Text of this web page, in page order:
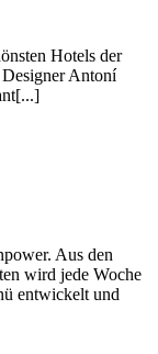
Hotels der
Antoní
Aus den
wird jede Woche
entwickelt und